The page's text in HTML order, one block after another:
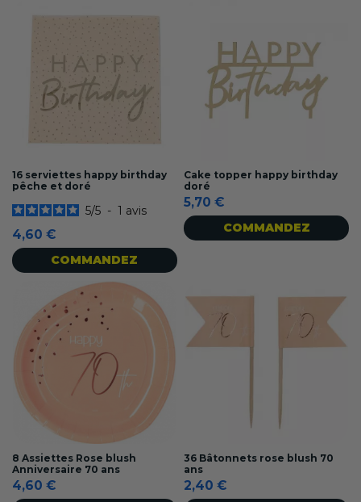
16 serviettes happy birthday
pêche et doré
5/5 - 1 avis
4,60 €
COMMANDEZ
Cake topper happy birthday
doré
5,70 €
COMMANDEZ
8 Assiettes Rose blush
Anniversaire 70 ans
4,60 €
36 Bâtonnets rose blush 70
ans
2,40 €